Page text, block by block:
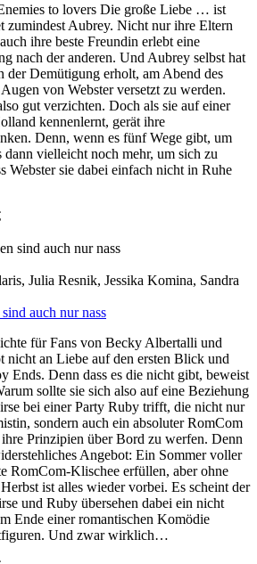
to lovers Die große Liebe … ist
zumindest Aubrey. Nicht nur ihre Eltern
ihre beste Freundin erlebt eine
nach der anderen. Und Aubrey selbst hat
der Demütigung erholt, am Abend des
von Webster versetzt zu werden.
gut verzichten. Doch als sie auf einer
kennenlernt, gerät ihre
Denn, wenn es fünf Wege gibt, um
dann vielleicht noch mehr, um sich zu
Webster sie dabei einfach nicht in Ruhe
Julia Resnik, Jessika Komina, Sandra
auch nur nass
für Fans von Becky Albertalli und
nicht an Liebe auf den ersten Blick und
Ends. Denn dass es die nicht gibt, beweist
sollte sie sich also auf eine Beziehung
bei einer Party Ruby trifft, die nicht nur
sondern auch ein absoluter RomCom
Prinzipien über Bord zu werfen. Denn
Angebot: Ein Sommer voller
RomCom-Klischee erfüllen, aber ohne
ist alles wieder vorbei. Es scheint der
und Ruby übersehen dabei ein nicht
Ende einer romantischen Komödie
Und zwar wirklich…